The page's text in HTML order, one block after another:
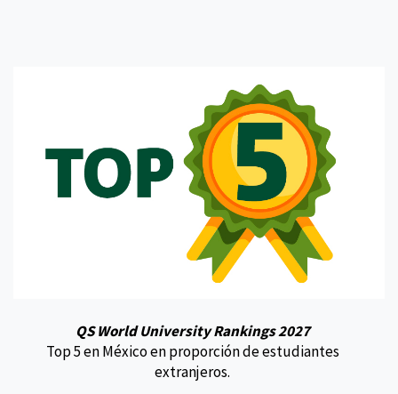
QS World University Rankings 2027
Top 5 en México en proporción de estudiantes
extranjeros.